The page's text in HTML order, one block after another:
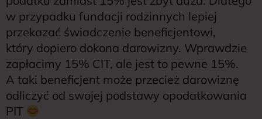
w przypadku fundacji rodzinnych lepiej
przekazać świadczenie beneficjentowi,
który dopiero dokona darowizny. Wprawdzie
zapłacimy 15% CIT, ale jest to pewne 15%.
A taki beneficjent może przecież darowiznę
odliczyć od swojej podstawy opodatkowania
PIT